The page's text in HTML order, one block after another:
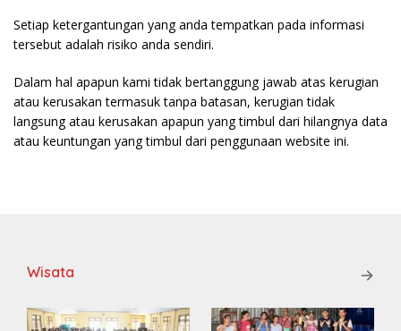
Setiap ketergantungan yang anda tempatkan pada informasi
tersebut adalah risiko anda sendiri.
Dalam hal apapun kami tidak bertanggung jawab atas kerugian
atau kerusakan termasuk tanpa batasan, kerugian tidak
langsung atau kerusakan apapun yang timbul dari hilangnya data
atau keuntungan yang timbul dari penggunaan website ini.
Wisata